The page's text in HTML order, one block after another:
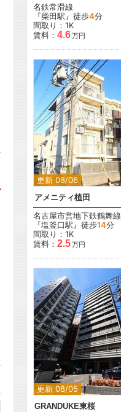
名鉄常滑線
『柴田駅』徒歩4分
間取り：1K
賃料： 4.6万円
更新 08/06
アメニティ植田
名古屋市営地下鉄鶴舞線
『塩釜口駅』徒歩14分
間取り：1K
賃料： 2.5万円
更新 08/05
GRANDUKE東桜